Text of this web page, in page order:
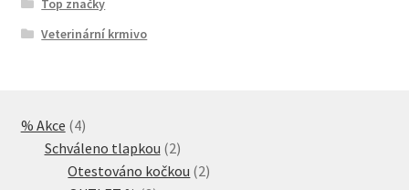
Top značky
Veterinární krmivo
% Akce 44
produkty
Schváleno tlapkou 22
produkty
Otestováno kočkou 22